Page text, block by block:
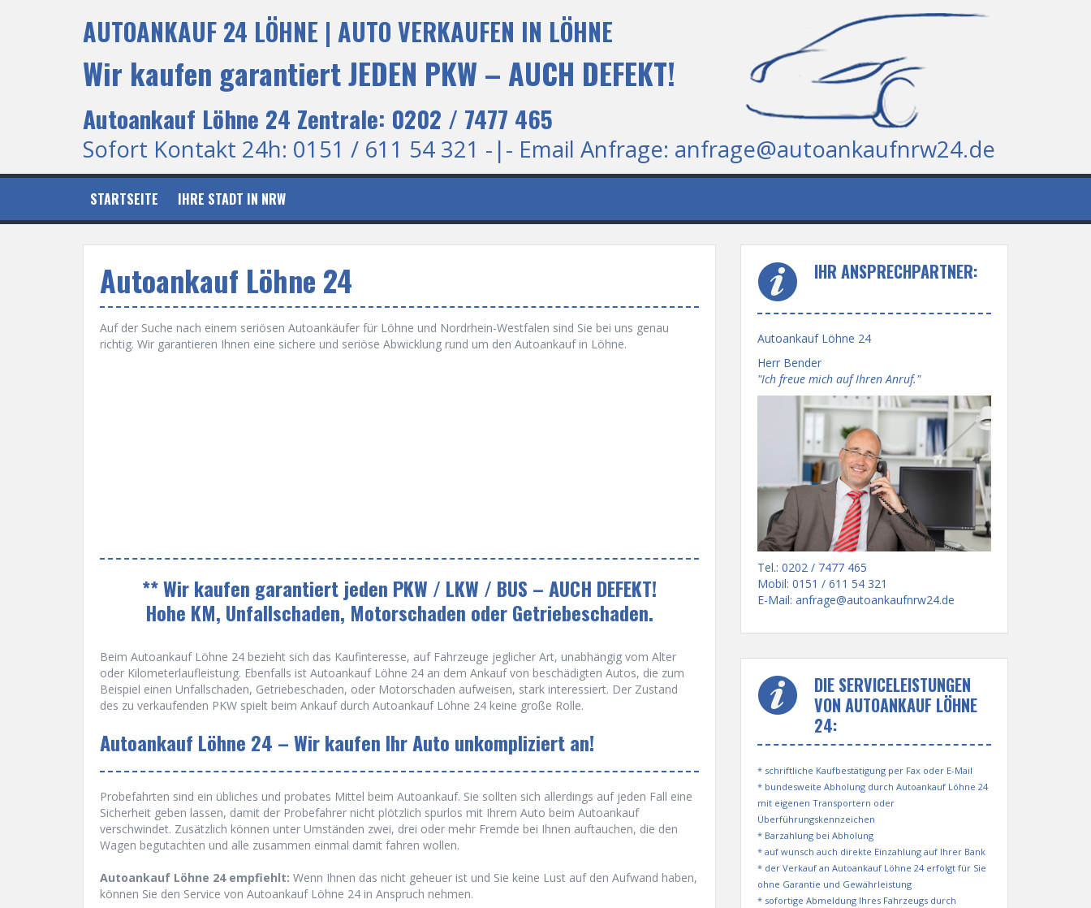
e
AUTOANKAUF 24 LÖHNE | AUTO VERKAUFEN IN LÖHNE
Wir kaufen garantiert JEDEN PKW – AUCH DEFEKT!
Autoankauf Löhne 24 Zentrale: 0202 / 7477 465
Sofort Kontakt 24h: 0151 / 611 54 321 -|- Email Anfrage: anfrage@autoankaufnrw24.de
STARTSEITE IHRE STADT IN NRW
Autoankauf Löhne 24
Auf der Suche nach einem seriösen Autoankäufer für Löhne und Nordrhein-Westfalen sind Sie bei uns genau
richtig. Wir garantieren Ihnen eine sichere und seriöse Abwicklung rund um den Autoankauf in Löhne.
** Wir kaufen garantiert jeden PKW / LKW / BUS – AUCH DEFEKT!
Hohe KM, Unfallschaden, Motorschaden oder Getriebeschaden.
Beim Autoankauf Löhne 24 bezieht sich das Kaufinteresse, auf Fahrzeuge jeglicher Art, unabhängig vom Alter
oder Kilometerlaufleistung. Ebenfalls ist Autoankauf Löhne 24 an dem Ankauf von beschädigten Autos, die zum
Beispiel einen Unfallschaden, Getriebeschaden, oder Motorschaden aufweisen, stark interessiert. Der Zustand
des zu verkaufenden PKW spielt beim Ankauf durch Autoankauf Löhne 24 keine große Rolle.
Autoankauf Löhne 24 – Wir kaufen Ihr Auto unkompliziert an!
Probefahrten sind ein übliches und probates Mittel beim Autoankauf. Sie sollten sich allerdings auf jeden Fall eine
Sicherheit geben lassen, damit der Probefahrer nicht plötzlich spurlos mit Ihrem Auto beim Autoankauf
verschwindet. Zusätzlich können unter Umständen zwei, drei oder mehr Fremde bei Ihnen auftauchen, die den
Wagen begutachten und alle zusammen einmal damit fahren wollen.
Autoankauf Löhne 24 empfiehlt: Wenn Ihnen das nicht geheuer ist und Sie keine Lust auf den Aufwand haben,
können Sie den Service von Autoankauf Löhne 24 in Anspruch nehmen.
IHR ANSPRECHPARTNER:
Autoankauf Löhne 24
Herr Bender
"Ich freue mich auf Ihren Anruf."
Tel.: 0202 / 7477 465
Mobil: 0151 / 611 54 321
E-Mail: anfrage@autoankaufnrw24.de
DIE SERVICELEISTUNGEN
VON AUTOANKAUF LÖHNE
24:
* schriftliche Kaufbestätigung per Fax oder E-Mail
* bundesweite Abholung durch Autoankauf Löhne 24
mit eigenen Transportern oder
Überführungskennzeichen
* Barzahlung bei Abholung
* auf wunsch auch direkte Einzahlung auf Ihrer Bank
* der Verkauf an Autoankauf Löhne 24 erfolgt für Sie
ohne Garantie und Gewährleistung
* sofortige Abmeldung Ihres Fahrzeugs durch